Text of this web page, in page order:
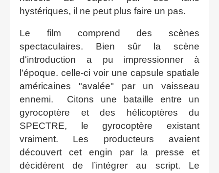
hystériques, il ne peut plus faire un pas.
Le film comprend des scènes
spectaculaires. Bien sûr la scène
d'introduction a pu impressionner à
l'époque. celle-ci voir une capsule spatiale
américaines "avalée" par un vaisseau
ennemi. Citons une bataille entre un
gyrocoptère et des hélicoptères du
SPECTRE, le gyrocoptère existant
vraiment. Les producteurs avaient
découvert cet engin par la presse et
décidèrent de l’intégrer au script. Le